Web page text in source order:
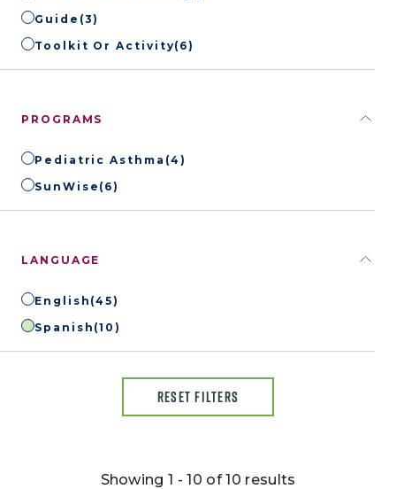
Showing 1 - 10 of 10 results
Guide (3)
Toolkit Or Activity(6)
PROGRAMS
Pediatric Asthma (4)
SunWise (6)
LANGUAGE
English (45)
Spanish (10)
RESET FILTERS